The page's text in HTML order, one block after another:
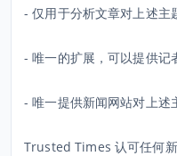
- 仅用于分析文章对上述主
- 唯一的扩展，可以提供记
- 唯一提供新闻网站对上述
Trusted Times 认可任何